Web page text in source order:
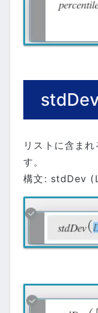
リストに含ま
す。
構文: stdDev